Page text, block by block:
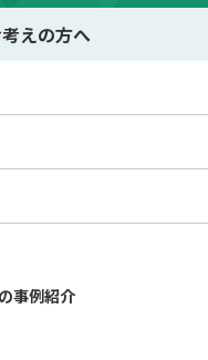
えの方へ
事例紹介